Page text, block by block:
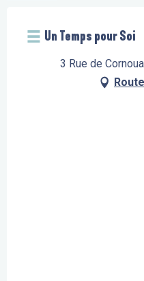
Un Temps pour Soi
3 Rue de